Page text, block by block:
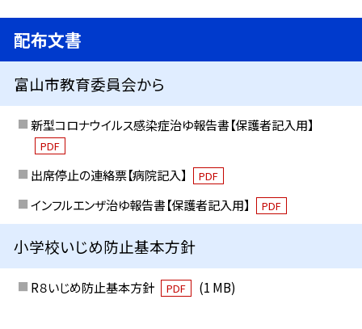
配布文書
富山市教育委員会から
新型コロナウイルス感染症治ゆ報告書【保護者記入用】
PDF
出席停止の連絡票【病院記入】 PDF
インフルエンザ治ゆ報告書【保護者記入用】 PDF
小学校いじめ防止基本方針
R８いじめ防止基本方針 PDF (1 MB)